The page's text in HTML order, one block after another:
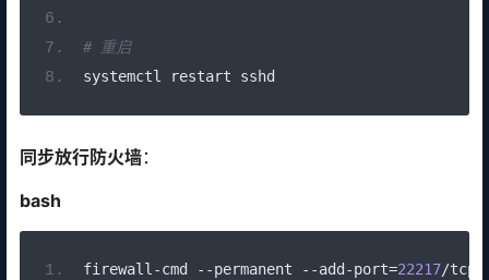
# 重启
systemctl restart sshd
同步放行防火墙：
bash
firewall -cmd --permanent --add -port=22217/tcp